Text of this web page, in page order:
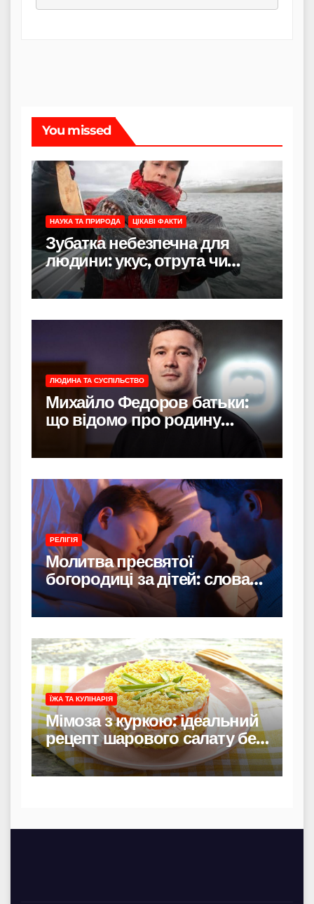
You missed
НАУКА ТА ПРИРОДА ЦІКАВІ ФАКТИ
Зубатка небезпечна для
людини: укус, отрута чи
лише зовнішність
ЛЮДИНА ТА СУСПІЛЬСТВО
Михайло Федоров батьки:
що відомо про родину
РЕЛІГІЯ
Молитва пресвятої
богородиці за дітей: слова
захисту і материнського
тепла
ЇЖА ТА КУЛІНАРІЯ
Мімоза з куркою: ідеальний
рецепт шарового салату без
риби